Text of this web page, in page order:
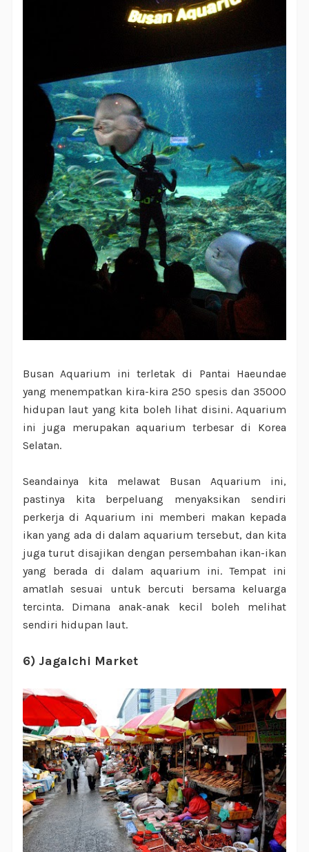
Busan Aquarium ini terletak di Pantai Haeundae
yang menempatkan kira-kira 250 spesis dan 35000
hidupan laut yang kita boleh lihat disini. Aquarium
ini juga merupakan aquarium terbesar di Korea
Selatan.
Seandainya kita melawat Busan Aquarium ini,
pastinya kita berpeluang menyaksikan sendiri
perkerja di Aquarium ini memberi makan kepada
ikan yang ada di dalam aquarium tersebut, dan kita
juga turut disajikan dengan persembahan ikan-ikan
yang berada di dalam aquarium ini. Tempat ini
amatlah sesuai untuk bercuti bersama keluarga
tercinta. Dimana anak-anak kecil boleh melihat
sendiri hidupan laut.
6) Jagalchi Market